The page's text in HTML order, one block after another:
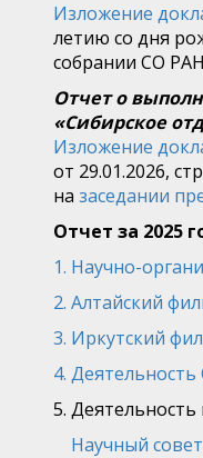
Изложение
летию со дня
собрании СО
Отчет о
«Сибирское
Изложение
от 29.01.2026,
на заседании
Отчет за 2025
1. Научно-
2. Алтайский
3. Иркутский
4.
5.
Научный